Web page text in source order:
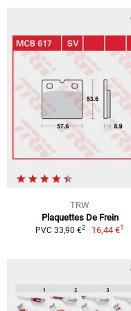
TRW
Plaquettes De Frein
PVC 33,90 €2 16,44 €1